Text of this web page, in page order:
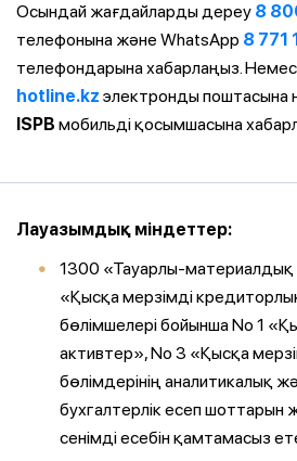
Осындай жағдайларды дереу 8
телефонына және WhatsApp 8 771
телефондарына хабарлаңыз.
hotline.kz электронды поштасына
ISPB мобильді қосымшасына
Лауазымдық міндеттер:
1300 «Тауарлы-
«Қысқа мерзімді
бөлімшелері бойынша No 1
активтер», No 3 «Қысқа
бөлімдерінің аналитикалық
бухгалтерлік есеп шоттарын
сенімді есебін қамтамасыз